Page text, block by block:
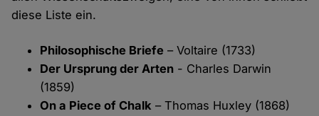
diese Liste ein.
Philosophische Briefe – Voltaire (1733)
Der Ursprung der Arten - Charles Darwin
(1859)
On a Piece of Chalk – Thomas Huxley (1868)